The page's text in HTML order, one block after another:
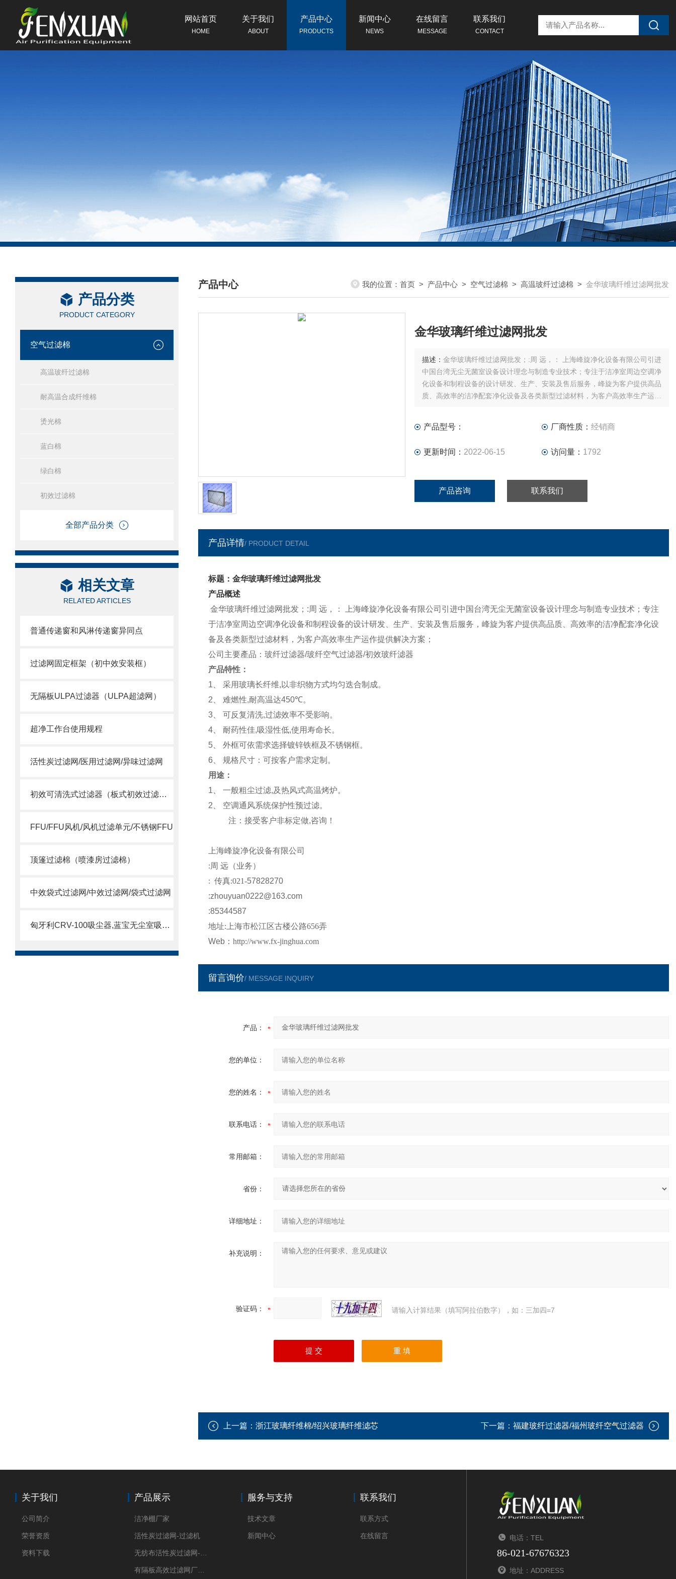
网站首页
HOME
关于我们
ABOUT
产品中心
PRODUCTS
新闻中心
NEWS
在线留言
MESSAGE
联系我们
CONTACT
产品分类
PRODUCT CATEGORY
空气过滤棉
高温玻纤过滤棉
耐高温合成纤维棉
烫光棉
蓝白棉
绿白棉
初效过滤棉
全部产品分类
相关文章
RELATED ARTICLES
普通传递窗和风淋传递窗异同点
过滤网固定框架（初中效安装框）
无隔板ULPA过滤器（ULPA超滤网）
超净工作台使用规程
活性炭过滤网/医用过滤网/异味过滤网
初效可清洗式过滤器（板式初效过滤网）
FFU/FFU风机/风机过滤单元/不锈钢FFU
顶篷过滤棉（喷漆房过滤棉）
中效袋式过滤网/中效过滤网/袋式过滤网
匈牙利CRV-100吸尘器,蓝宝无尘室吸尘器
产品中心
/ PRODUCTS CENTER
我的位置： 首页 > 产品中心 > 空气过滤棉 > 高温玻纤过滤棉 > 金华玻璃纤维过滤网批发
金华玻璃纤维过滤网批发
描述： 金华玻璃纤维过滤网批发；:周 远，： 上海峰旋净化设备有限公司引进
中国台湾无尘无菌室设备设计理念与制造专业技术；专注于洁净室周边空调净
化设备和制程设备的设计研发、生产、安装及售后服务，峰旋为客户提供高品
质、高效率的洁净配套净化设备及各类新型过滤材料，为客户高效率生产运作
产品型号： 厂商性质： 经销商
更新时间： 2022-06-15 访问量： 1792
产品咨询 联系我们
产品详情/ PRODUCT DETAIL
标题：金华玻璃纤维过滤网批发
产品概述
金华玻璃纤维过滤网批发；:周 远，： 上海峰旋净化设备有限公司引进中国台湾无尘无菌室设备设计理念与制造专业技术；专注
于洁净室周边空调净化设备和制程设备的设计研发、生产、安装及售后服务，峰旋为客户提供高品质、高效率的洁净配套净化设
备及各类新型过滤材料，为客户高效率生产运作提供解决方案；
公司主要產品：玻纤过滤器/玻纤空气过滤器/初效玻纤滤器
产品特性：
1 、 采用玻璃长纤维, 以非织物方式均匀迭合制成。
2 、 难燃性,耐高温达450℃。
3 、 可反复清洗,过滤效率不受影响。
4 、 耐药性佳,吸湿性低,使用寿命长。
5 、 外框可依需求选择镀锌铁框及不锈钢框。
6 、 规格尺寸：可按客户需求定制。
用途：
1 、 一般粗尘过滤,及热风式高温烤炉。
2 、 空调通风系统保护性预过滤。
注：接受客户非标定做,咨询！
上海峰旋净化设备有限公司
:周 远 （业务）
: 传真:021-57828270
:zhouyuan0222@163.com
:85344587
地址: 上海市松江区古楼公路656弄
Web ： http://www.fx-jinghua.com
留言询价/ MESSAGE INQUIRY
产品：
您的单位：
您的姓名：
联系电话：
常用邮箱：
省份：
详细地址：
补充说明：
验证码： 请输入计算结果（填写阿拉伯数字），如：三加四=7
上一篇： 浙江玻璃纤维棉/绍兴玻璃纤维滤芯 下一篇： 福建玻纤过滤器/福州玻纤空气过滤器
关于我们
公司简介
荣誉资质
资料下载
产品展示
洁净棚厂家
活性炭过滤网-过滤机
服务与支持
技术文章
新闻中心
联系我们
联系方式
在线留言 电话：TEL
86-021-67676323
地址：ADDRESS